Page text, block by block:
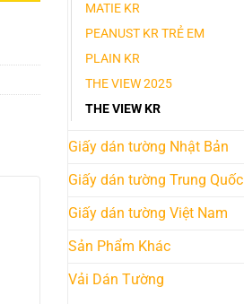
MATIE KR
PEANUST KR TRẺ EM
PLAIN KR
THE VIEW 2025
THE VIEW KR
Giấy dán tường Nhật Bản
Giấy dán tường Trung Quốc
Giấy dán tường Việt Nam
Sản Phẩm Khác
Vải Dán Tường